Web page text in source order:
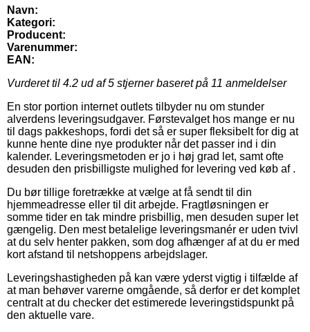
Navn:
Kategori:
Producent:
Varenummer:
EAN:
Vurderet til 4.2 ud af 5 stjerner baseret på 11 anmeldelser
En stor portion internet outlets tilbyder nu om stunder
alverdens leveringsudgaver. Førstevalget hos mange er nu
til dags pakkeshops, fordi det så er super fleksibelt for dig at
kunne hente dine nye produkter når det passer ind i din
kalender. Leveringsmetoden er jo i høj grad let, samt ofte
desuden den prisbilligste mulighed for levering ved køb af .
Du bør tillige foretrække at vælge at få sendt til din
hjemmeadresse eller til dit arbejde. Fragtløsningen er
somme tider en tak mindre prisbillig, men desuden super let
gængelig. Den mest betalelige leveringsmanér er uden tvivl
at du selv henter pakken, som dog afhænger af at du er med
kort afstand til netshoppens arbejdslager.
Leveringshastigheden på kan være yderst vigtig i tilfælde af
at man behøver varerne omgående, så derfor er det komplet
centralt at du checker det estimerede leveringstidspunkt på
den aktuelle vare.